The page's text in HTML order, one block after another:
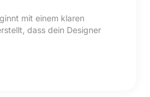
mit einem klaren
dass dein Designer